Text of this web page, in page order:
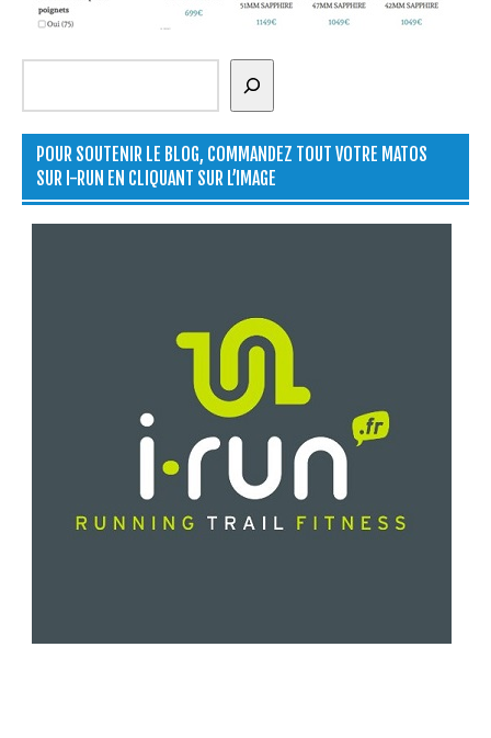
Rechercher
POUR SOUTENIR LE BLOG, COMMANDEZ TOUT VOTRE MATOS
SUR I-RUN EN CLIQUANT SUR L’IMAGE